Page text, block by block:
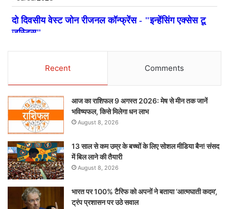
Recent Comments
आज का राशिफल 9 अगस्त 2026: मेष से मीन तक जानें
भविष्यफल, किसे मिलेगा धन लाभ
August 8, 2026
13 साल से कम उम्र के बच्चों के लिए सोशल मीडिया बैन! संसद
में बिल लाने की तैयारी
August 8, 2026
भारत पर 100% टैरिफ को अपनों ने बताया ‘आत्मघाती कदम’,
ट्रंप प्रशासन पर उठे सवाल